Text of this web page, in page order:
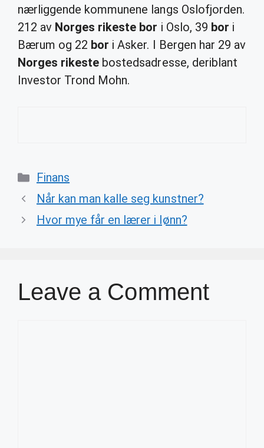
nærliggende kommunene langs Oslofjorden.
212 av Norges rikeste bor i Oslo, 39 bor i
Bærum og 22 bor i Asker. I Bergen har 29 av
Norges rikeste bostedsadresse, deriblant
Investor Trond Mohn.
Categories
Finans
Når kan man kalle seg kunstner?
Hvor mye får en lærer i lønn?
Leave a Comment